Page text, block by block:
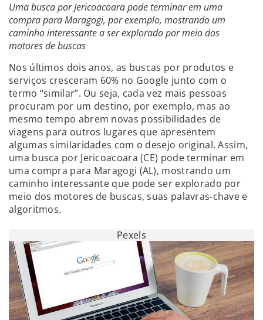
Uma busca por Jericoacoara pode terminar em uma
compra para Maragogi, por exemplo, mostrando um
caminho interessante a ser explorado por meio dos
motores de buscas
Nos últimos dois anos, as buscas por produtos e
serviços cresceram 60% no Google junto com o
termo “similar”. Ou seja, cada vez mais pessoas
procuram por um destino, por exemplo, mas ao
mesmo tempo abrem novas possibilidades de
viagens para outros lugares que apresentem
algumas similaridades com o desejo original. Assim,
uma busca por Jericoacoara (CE) pode terminar em
uma compra para Maragogi (AL), mostrando um
caminho interessante que pode ser explorado por
meio dos motores de buscas, suas palavras-chave e
algoritmos.
Pexels